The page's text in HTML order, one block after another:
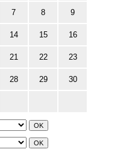
7 8 9
14 15 16
21 22 23
28 29 30